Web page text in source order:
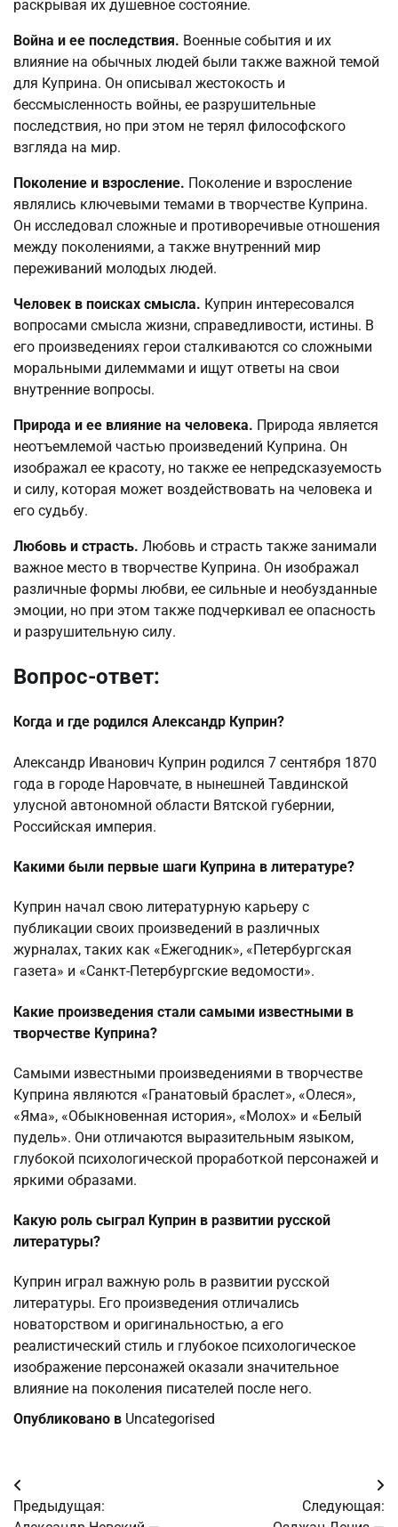
раскрывая их душевное состояние.
Война и ее последствия. Военные события и их
влияние на обычных людей были также важной темой
для Куприна. Он описывал жестокость и
бессмысленность войны, ее разрушительные
последствия, но при этом не терял философского
взгляда на мир.
Поколение и взросление. Поколение и взросление
являлись ключевыми темами в творчестве Куприна.
Он исследовал сложные и противоречивые отношения
между поколениями, а также внутренний мир
переживаний молодых людей.
Человек в поисках смысла. Куприн интересовался
вопросами смысла жизни, справедливости, истины. В
его произведениях герои сталкиваются со сложными
моральными дилеммами и ищут ответы на свои
внутренние вопросы.
Природа и ее влияние на человека. Природа является
неотъемлемой частью произведений Куприна. Он
изображал ее красоту, но также ее непредсказуемость
и силу, которая может воздействовать на человека и
его судьбу.
Любовь и страсть. Любовь и страсть также занимали
важное место в творчестве Куприна. Он изображал
различные формы любви, ее сильные и необузданные
эмоции, но при этом также подчеркивал ее опасность
и разрушительную силу.
Вопрос-ответ:
Когда и где родился Александр Куприн?
Александр Иванович Куприн родился 7 сентября 1870
года в городе Наровчате, в нынешней Тавдинской
улусной автономной области Вятской губернии,
Российская империя.
Какими были первые шаги Куприна в литературе?
Куприн начал свою литературную карьеру с
публикации своих произведений в различных
журналах, таких как «Ежегодник», «Петербургская
газета» и «Санкт-Петербургские ведомости».
Какие произведения стали самыми известными в
творчестве Куприна?
Самыми известными произведениями в творчестве
Куприна являются «Гранатовый браслет», «Олеся»,
«Яма», «Обыкновенная история», «Молох» и «Белый
пудель». Они отличаются выразительным языком,
глубокой психологической проработкой персонажей и
яркими образами.
Какую роль сыграл Куприн в развитии русской
литературы?
Куприн играл важную роль в развитии русской
литературы. Его произведения отличались
новаторством и оригинальностью, а его
реалистический стиль и глубокое психологическое
изображение персонажей оказали значительное
влияние на поколения писателей после него.
Опубликовано в Uncategorised
Навигация
по
Предыдущая:
Следующая: